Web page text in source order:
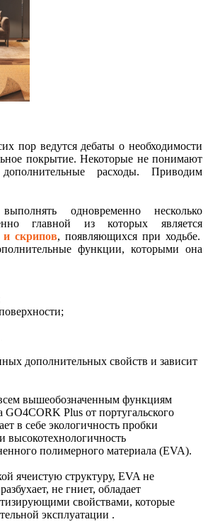
пор ведутся дебаты о необходимости
покрытие. Некоторые не понимают
расходы. Приводим
одновременно несколько
главной из которых является
и скрипов, появляющихся при ходьбе.
функции, которыми она
дополнительных свойств и зависит
вышеобозначенным функциям
Plus от португальского
в себе экологичность пробки
высокотехнологичность
полимерного материала (EVA).
ячеистую структуру, EVA не
не гниет, обладает
свойствами, которые
эксплуатации .